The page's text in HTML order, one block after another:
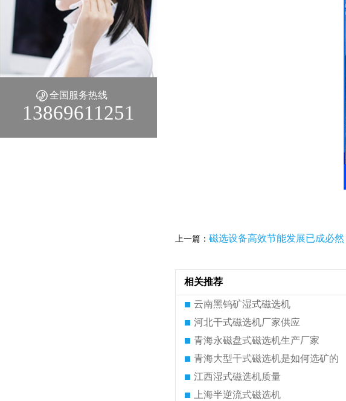
全国服务热线
13869611251
上一篇： 磁选设备高效节能发展已成必然
相关推荐
云南黑钨矿湿式磁选机
河北干式磁选机厂家供应
青海永磁盘式磁选机生产厂家
青海大型干式磁选机是如何选矿的
江西湿式磁选机质量
上海半逆流式磁选机